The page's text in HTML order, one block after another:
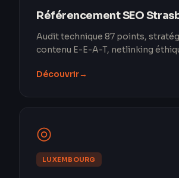
Référencement SEO
Audit technique 87 points,
contenu E-E-A-T, netlinking
Découvrir→
◎
LUXEMBOURG